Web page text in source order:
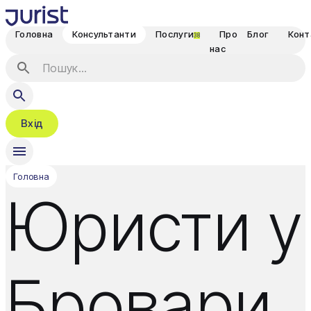
Головна Консультанти Послуги38
Про
нас
Блог
Вхід
Головна
Юристи у